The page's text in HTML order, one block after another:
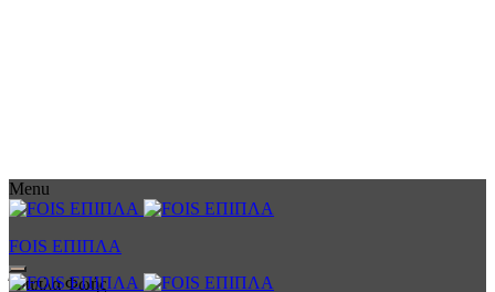
Menu
FOIS ΕΠΙΠΛΑ
Έπιπλα Φωής